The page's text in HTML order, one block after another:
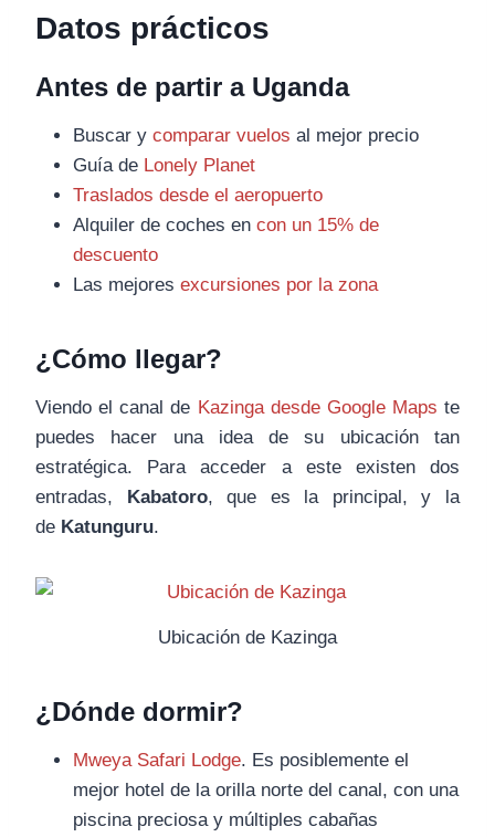
Datos prácticos
Antes de partir a Uganda
Buscar y comparar vuelos al mejor precio
Guía de Lonely Planet
Traslados desde el aeropuerto
Alquiler de coches en con un 15% de
descuento
Las mejores excursiones por la zona
¿Cómo llegar?
Viendo el canal de Kazinga desde Google Maps te
puedes hacer una idea de su ubicación tan
estratégica. Para acceder a este existen dos
entradas, Kabatoro, que es la principal, y la
de Katunguru.
Ubicación de Kazinga
¿Dónde dormir?
Mweya Safari Lodge. Es posiblemente el
mejor hotel de la orilla norte del canal, con una
piscina preciosa y múltiples cabañas